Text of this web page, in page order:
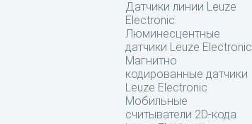
Датчики линии Leuze
Electronic
Люминесцентные
датчики Leuze Electronic
Магнитно
кодированные датчики
Leuze Electronic
Мобильные
считыватели 2D-кода